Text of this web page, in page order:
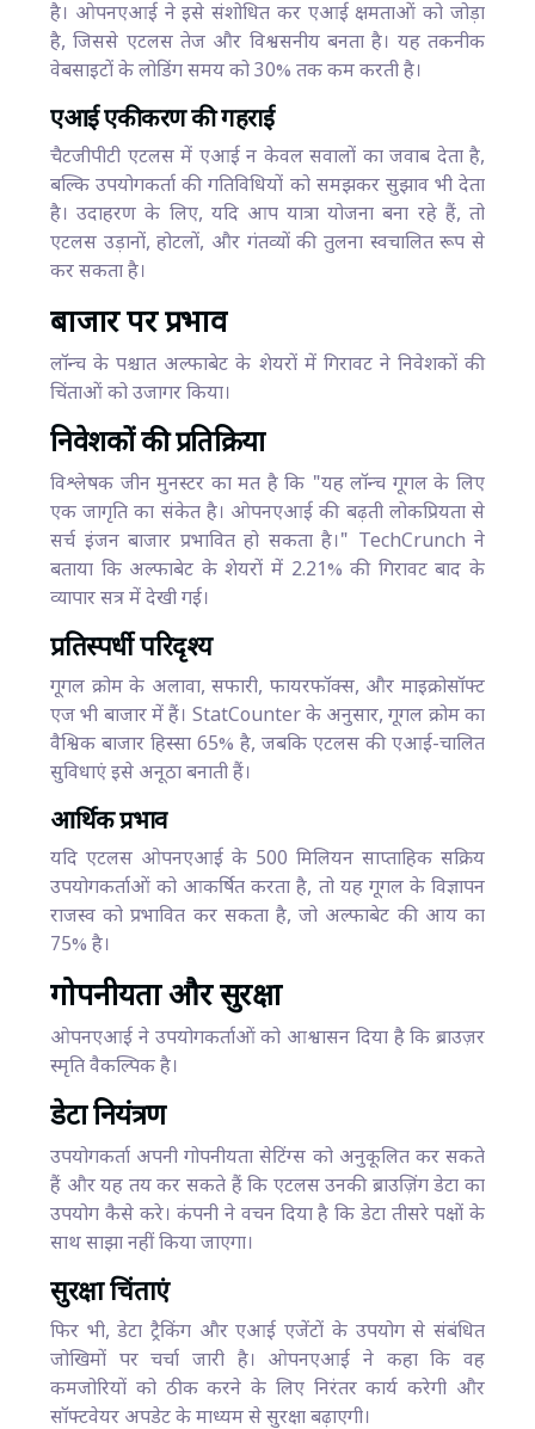
है। ओपनएआई ने इसे संशोधित कर एआई क्षमताओं को जोड़ा
है, जिससे एटलस तेज और विश्वसनीय बनता है। यह तकनीक
वेबसाइटों के लोडिंग समय को 30% तक कम करती है।
एआई एकीकरण की गहराई
चैटजीपीटी एटलस में एआई न केवल सवालों का जवाब देता है,
बल्कि उपयोगकर्ता की गतिविधियों को समझकर सुझाव भी देता
है। उदाहरण के लिए, यदि आप यात्रा योजना बना रहे हैं, तो
एटलस उड़ानों, होटलों, और गंतव्यों की तुलना स्वचालित रूप से
कर सकता है।
बाजार पर प्रभाव
लॉन्च के पश्चात अल्फाबेट के शेयरों में गिरावट ने निवेशकों की
चिंताओं को उजागर किया।
निवेशकों की प्रतिक्रिया
विश्लेषक जीन मुनस्टर का मत है कि "यह लॉन्च गूगल के लिए
एक जागृति का संकेत है। ओपनएआई की बढ़ती लोकप्रियता से
सर्च इंजन बाजार प्रभावित हो सकता है।" TechCrunch ने
बताया कि अल्फाबेट के शेयरों में 2.21% की गिरावट बाद के
व्यापार सत्र में देखी गई।
प्रतिस्पर्धी परिदृश्य
गूगल क्रोम के अलावा, सफारी, फायरफॉक्स, और माइक्रोसॉफ्ट
एज भी बाजार में हैं। StatCounter के अनुसार, गूगल क्रोम का
वैश्विक बाजार हिस्सा 65% है, जबकि एटलस की एआई-चालित
सुविधाएं इसे अनूठा बनाती हैं।
आर्थिक प्रभाव
यदि एटलस ओपनएआई के 500 मिलियन साप्ताहिक सक्रिय
उपयोगकर्ताओं को आकर्षित करता है, तो यह गूगल के विज्ञापन
राजस्व को प्रभावित कर सकता है, जो अल्फाबेट की आय का
75% है।
गोपनीयता और सुरक्षा
ओपनएआई ने उपयोगकर्ताओं को आश्वासन दिया है कि ब्राउज़र
स्मृति वैकल्पिक है।
डेटा नियंत्रण
उपयोगकर्ता अपनी गोपनीयता सेटिंग्स को अनुकूलित कर सकते
हैं और यह तय कर सकते हैं कि एटलस उनकी ब्राउज़िंग डेटा का
उपयोग कैसे करे। कंपनी ने वचन दिया है कि डेटा तीसरे पक्षों के
साथ साझा नहीं किया जाएगा।
सुरक्षा चिंताएं
फिर भी, डेटा ट्रैकिंग और एआई एजेंटों के उपयोग से संबंधित
जोखिमों पर चर्चा जारी है। ओपनएआई ने कहा कि वह
कमजोरियों को ठीक करने के लिए निरंतर कार्य करेगी और
सॉफ्टवेयर अपडेट के माध्यम से सुरक्षा बढ़ाएगी।